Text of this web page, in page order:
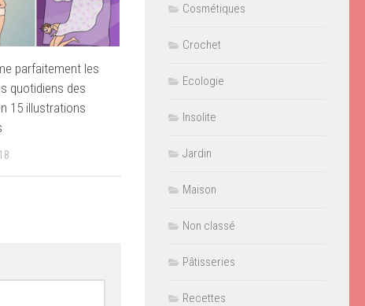
parfaitement les
quotidiens des
15 illustrations
Cosmétiques
Crochet
Ecologie
Insolite
Jardin
Maison
Non classé
Pâtisseries
Recettes